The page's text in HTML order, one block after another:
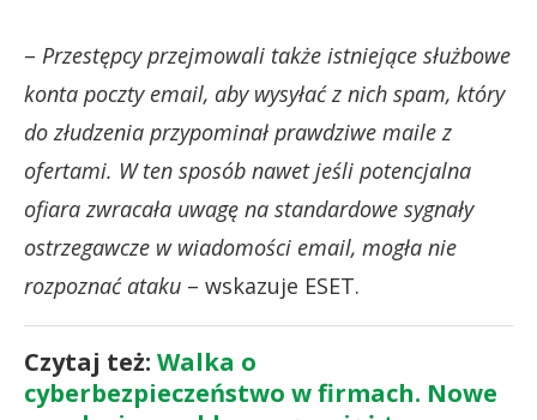
– Przestępcy przejmowali także istniejące służbowe
konta poczty email, aby wysyłać z nich spam, który
do złudzenia przypominał prawdziwe maile z
ofertami. W ten sposób nawet jeśli potencjalna
ofiara zwracała uwagę na standardowe sygnały
ostrzegawcze w wiadomości email, mogła nie
rozpoznać ataku – wskazuje ESET.
Czytaj też: Walka o
cyberbezpieczeństwo w firmach. Nowe